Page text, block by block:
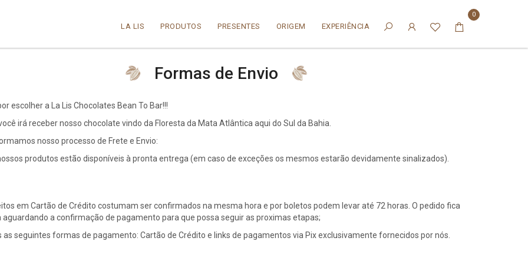
0
LA LIS PRODUTOS PRESENTES ORIGEM EXPERIÊNCIA
Formas de Envio
escolher a La Lis Chocolates Bean To Bar!!!
irá receber nosso chocolate vindo da Floresta da Mata Atlântica aqui do Sul da Bahia.
nosso processo de Frete e Envio:
produtos estão disponíveis à pronta entrega (em caso de exceções os mesmos estarão devidamente sinalizados).
em Cartão de Crédito costumam ser confirmados na mesma hora e por boletos podem levar até 72 horas. O pedido fica
aguardando a confirmação de pagamento para que possa seguir as proximas etapas;
as seguintes formas de pagamento: Cartão de Crédito e links de pagamentos via Pix exclusivamente fornecidos por nós.